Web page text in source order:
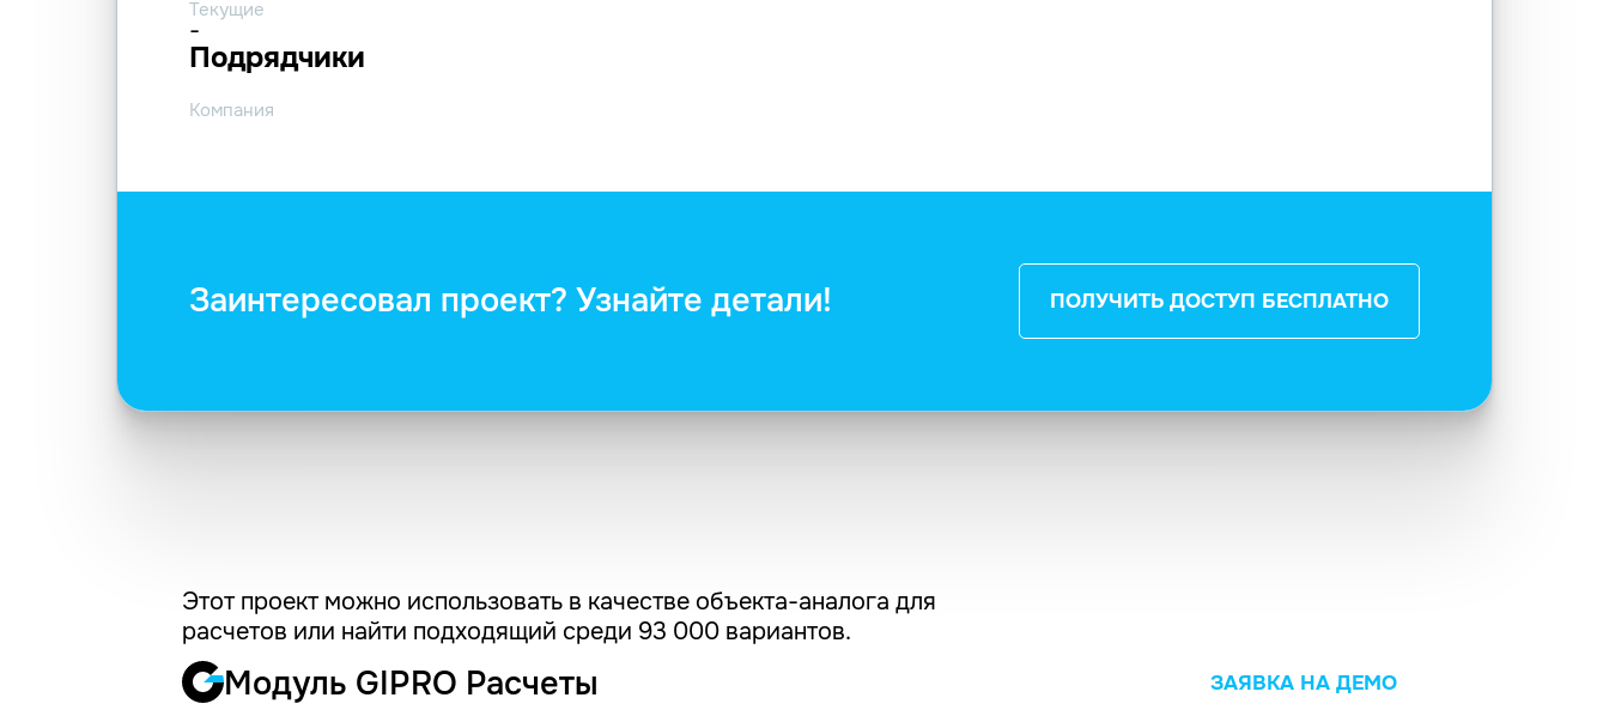
Текущие
-
Подрядчики
Компания
Заинтересовал проект? Узнайте детали! ПОЛУЧИТЬ ДОСТУП БЕСПЛАТНО
Этот проект можно использовать в качестве объекта-аналога для
расчетов или найти подходящий среди 93 000 вариантов.
Модуль GIPRO Расчеты ЗАЯВКА НА ДЕМО